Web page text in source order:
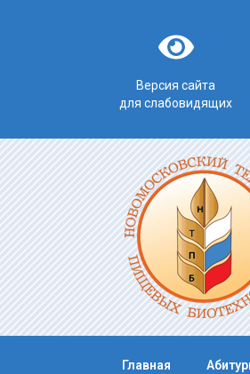
Версия сайта
для слабовидящих
Главная